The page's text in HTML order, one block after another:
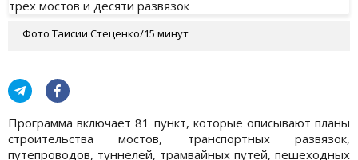
Фото Таисии Стеценко/15 минут
Программа включает 81 пункт, которые описывают планы
строительства мостов, транспортных развязок,
путепроводов, туннелей, трамвайных путей, пешеходных